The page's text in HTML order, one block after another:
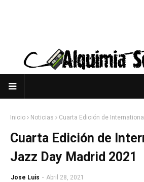
Inicio Noticias Cuarta Edición de
Cuarta Edición de
Jazz Day Madrid 2021
Jose Luis - Abril 28, 2021